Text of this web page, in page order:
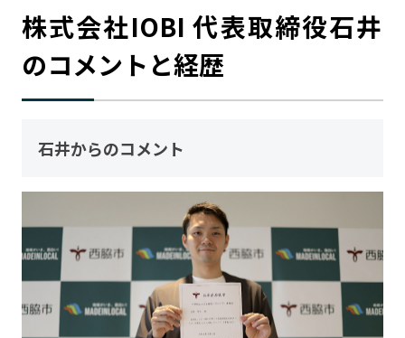
株式会社IOBI 代表取締役石井
のコメントと経歴
石井からのコメント